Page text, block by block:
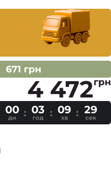
671 грн
4 472грн
00
дн
03
год
09
хв
29
сек